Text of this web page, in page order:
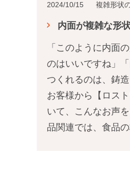
2024/10/15 複雑形状
内面が複雑な形
「このように内面
のはいいですね」
つくれるのは、鋳
お客様から【ロス
いて、こんなお声
品関連では、食品